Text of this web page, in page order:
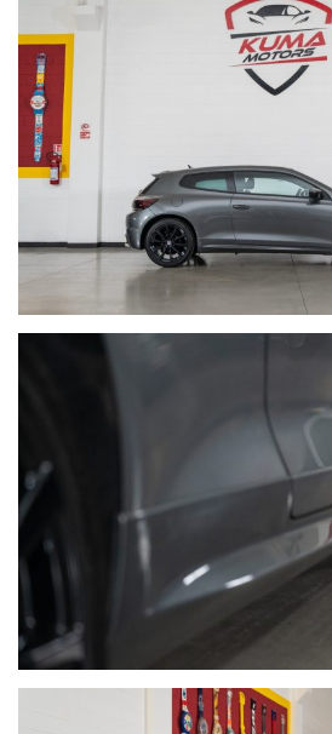
Ho letto e accettol'informativa
Acconsento al trattamento dei
Invia
Queste informazioni non saranno